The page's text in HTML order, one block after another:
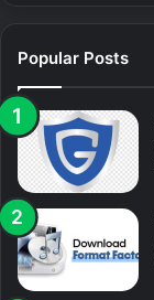
Popular Posts